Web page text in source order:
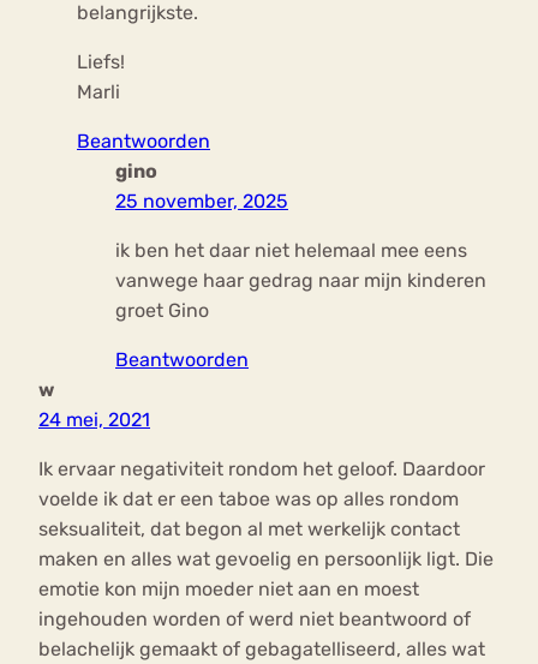
belangrijkste.
Liefs!
Marli
Beantwoorden
gino
25 november, 2025
ik ben het daar niet helemaal mee eens
vanwege haar gedrag naar mijn kinderen
groet Gino
Beantwoorden
w
24 mei, 2021
Ik ervaar negativiteit rondom het geloof. Daardoor
voelde ik dat er een taboe was op alles rondom
seksualiteit, dat begon al met werkelijk contact
maken en alles wat gevoelig en persoonlijk ligt. Die
emotie kon mijn moeder niet aan en moest
ingehouden worden of werd niet beantwoord of
belachelijk gemaakt of gebagatelliseerd, alles wat